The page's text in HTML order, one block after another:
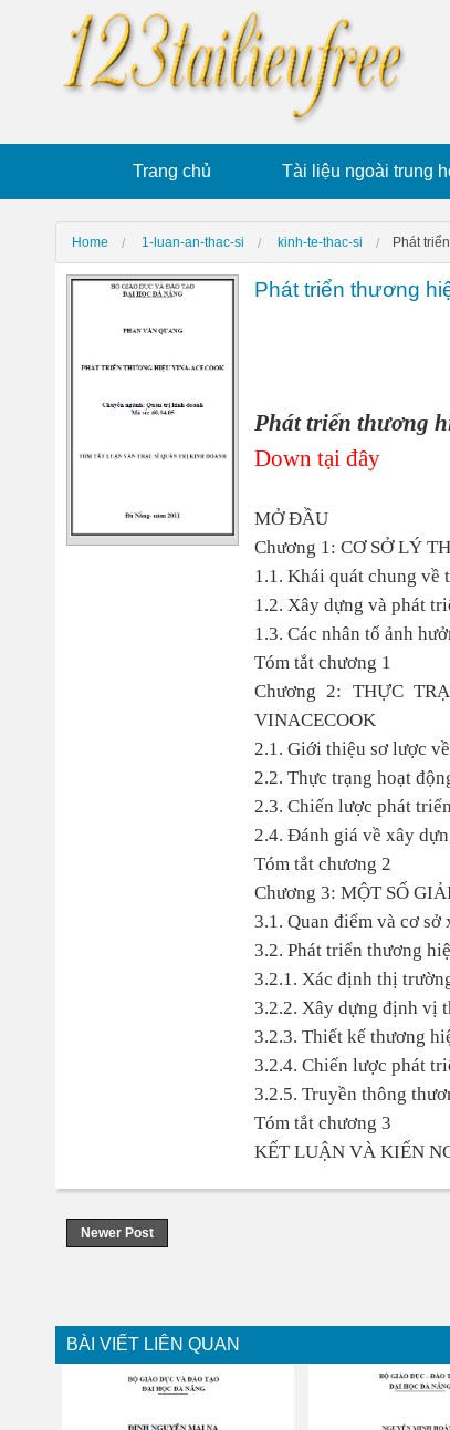
Trang chủ Tài liệu ngoài trung
Home 1-luan-an-thac-si kinh-te-thac-si Phát
Phát triển thương
Phát triển thương
Down tại đây
MỞ ĐẦU
Chương 1: CƠ SỞ LÝ
1.1. Khái quát chung về
1.2. Xây dựng và phát
1.3. Các nhân tố ảnh
Tóm tắt chương 1
Chương 2: THỰC
VINACECOOK
2.1. Giới thiệu sơ lược
2.2. Thực trạng hoạt
2.3. Chiến lược phát
2.4. Đánh giá về xây
Tóm tắt chương 2
Chương 3: MỘT SỐ
3.1. Quan điểm và cơ
3.2. Phát triển thương
3.2.1. Xác định thị
3.2.2. Xây dựng định vị
3.2.3. Thiết kế thương
3.2.4. Chiến lược phát
3.2.5. Truyền thông
Tóm tắt chương 3
KẾT LUẬN VÀ KIẾN
Newer Post
BÀI VIẾT LIÊN QUAN